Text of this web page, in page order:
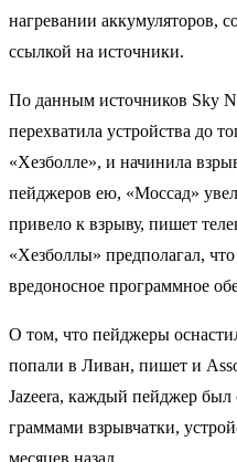
нагревании аккумуляторов,
ссылкой на источники.
По данным источников Sky
перехватила устройства до
«Хезболле», и начинила
пейджеров ею, «Моссад»
привело к взрыву, пишет
«Хезболлы» предполагал,
вредоносное программное
О том, что пейджеры
попали в Ливан, пишет и
Jazeera, каждый пейджер был
граммами взрывчатки,
месяцев назад.